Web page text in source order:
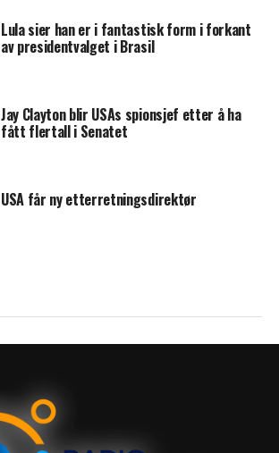
Lula sier han er i fantastisk form i forkant
av presidentvalget i Brasil
Jay Clayton blir USAs spionsjef etter å ha
fått flertall i Senatet
USA får ny etterretningsdirektør